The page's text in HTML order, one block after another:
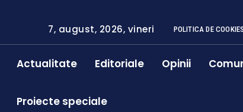
7, august, 2026, vineri POLITICA DE COOKIES
Actualitate Editoriale Opinii
Proiecte speciale